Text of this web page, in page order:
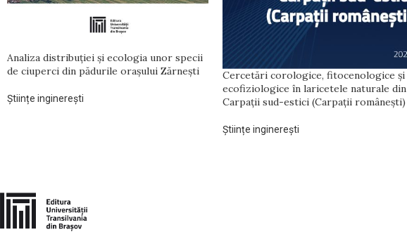
Analiza distribuției și ecologia unor specii
de ciuperci din pădurile orașului Zărnești
Științe inginerești
Cercetări corologice, fitocenologice și
ecofiziologice în laricetele naturale din
Carpații sud-estici (Carpații românești)
Științe inginerești